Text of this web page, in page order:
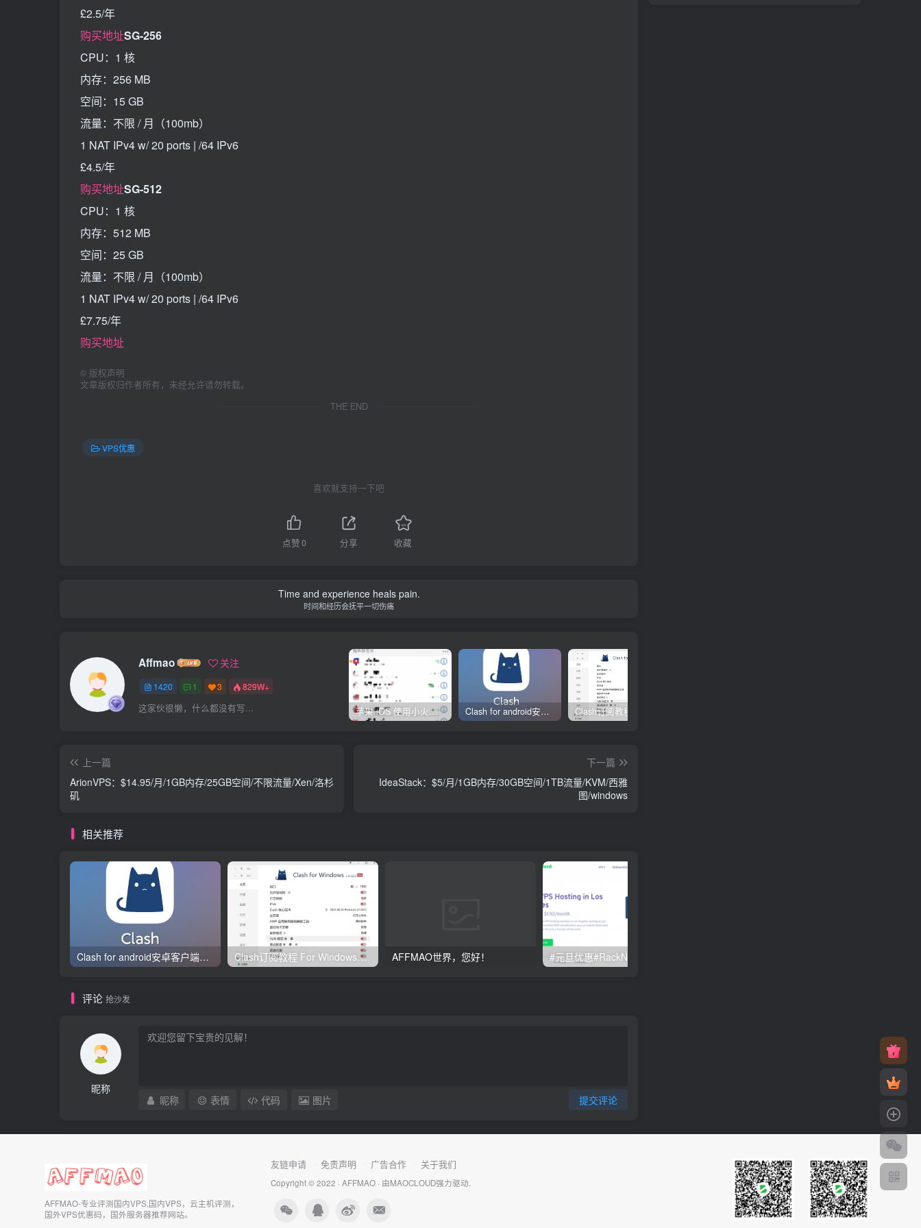
£2.5/年
购买地址SG-256
CPU：1 核
内存：256 MB
空间：15 GB
流量：不限 / 月（100mb）
1 NAT IPv4 w/ 20 ports | /64 IPv6
£4.5/年
购买地址SG-512
CPU：1 核
内存：512 MB
空间：25 GB
流量：不限 / 月（100mb）
1 NAT IPv4 w/ 20 ports | /64 IPv6
£7.75/年
购买地址
© 版权声明
文章版权归作者所有，未经允许请勿转载。
THE END
VPS优惠
喜欢就支持一下吧
点赞0 分享 收藏
Time and experience heals pain.
时间和经历会抚平一切伤痛
Affmao 关注
1420 1 3 829W+
这家伙很懒，什么都没有写... 苹果 iOS 使用小火箭(shadowrocket)新手教程 Clash for android安卓客户端保姆级新手使用教程
上一篇
ArionVPS：$14.95/月/1GB内存/25GB空间/不限流量/Xen/洛杉
矶
下一篇
IdeaStack：$5/月/1GB内存/30GB空间/1TB流量/KVM/西雅
图/windows
相关推荐
Clash for android安卓客户端保姆级新手使用教程 Clash订阅教程 For Windows中文使用图文教程 AFFMAO世界，您好！
评论 抢沙发
昵称
提交评论
昵称 表情 代码 图片
AFFMAO-专业评测国内VPS,国内VPS，云主机评测，
国外VPS优惠码，国外服务器推荐网站。
友链申请 免责声明 广告合作 关于我们
Copyright © 2022 · AFFMAO · 由MAOCLOUD强力驱动.